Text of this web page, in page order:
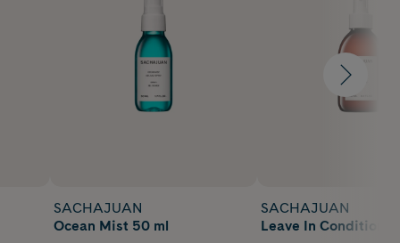
SACHAJUAN
Ocean Mist 50 ml
SACHAJUAN
Leave In